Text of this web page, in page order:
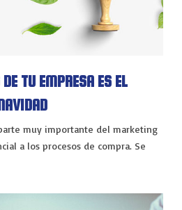
TU EMPRESA ES EL
muy importante del marketing
a los procesos de compra. Se